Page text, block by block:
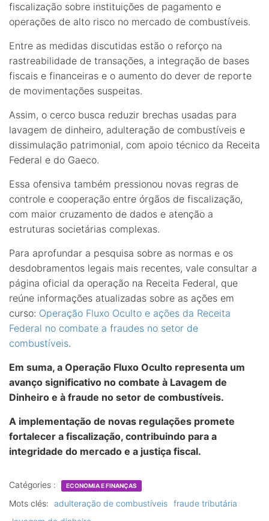
fiscalização sobre instituições de pagamento e
operações de alto risco no mercado de combustíveis.
Entre as medidas discutidas estão o reforço na
rastreabilidade de transações, a integração de bases
fiscais e financeiras e o aumento do dever de reporte
de movimentações suspeitas.
Assim, o cerco busca reduzir brechas usadas para
lavagem de dinheiro, adulteração de combustíveis e
dissimulação patrimonial, com apoio técnico da Receita
Federal e do Gaeco.
Essa ofensiva também pressionou novas regras de
controle e cooperação entre órgãos de fiscalização,
com maior cruzamento de dados e atenção a
estruturas societárias complexas.
Para aprofundar a pesquisa sobre as normas e os
desdobramentos legais mais recentes, vale consultar a
página oficial da operação na Receita Federal, que
reúne informações atualizadas sobre as ações em
curso: Operação Fluxo Oculto e ações da Receita
Federal no combate a fraudes no setor de
combustíveis.
Em suma, a Operação Fluxo Oculto representa um
avanço significativo no combate à Lavagem de
Dinheiro e à fraude no setor de combustíveis.
A implementação de novas regulações promete
fortalecer a fiscalização, contribuindo para a
integridade do mercado e a justiça fiscal.
Catégories : ECONOMIA E FINANÇAS
Mots clés: adulteração de combustíveis fraude tributária